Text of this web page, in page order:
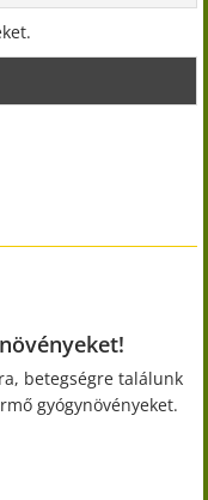
betegségre találunk
gyógynövényeket.